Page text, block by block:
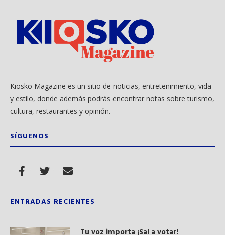
Kiosko Magazine es un sitio de noticias, entretenimiento, vida
y estilo, donde además podrás encontrar notas sobre turismo,
cultura, restaurantes y opinión.
SÍGUENOS
ENTRADAS RECIENTES
Tu voz importa ¡Sal a votar!